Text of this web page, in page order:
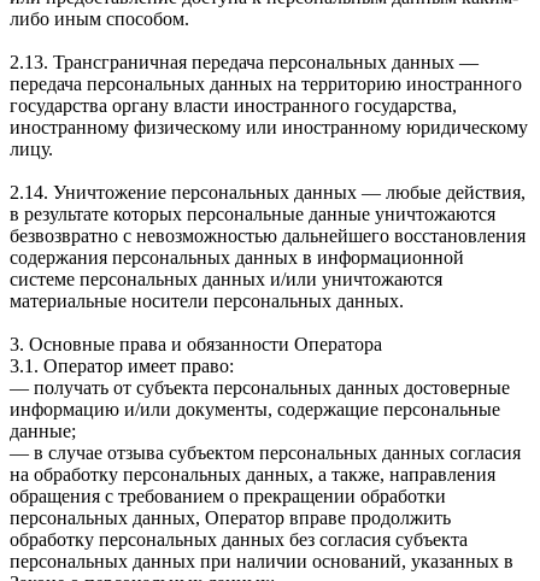
либо иным способом.
2.13. Трансграничная передача персональных данных —
передача персональных данных на территорию иностранного
государства органу власти иностранного государства,
иностранному физическому или иностранному юридическому
лицу.
2.14. Уничтожение персональных данных — любые действия,
в результате которых персональные данные уничтожаются
безвозвратно с невозможностью дальнейшего восстановления
содержания персональных данных в информационной
системе персональных данных и/или уничтожаются
материальные носители персональных данных.
3. Основные права и обязанности Оператора
3.1. Оператор имеет право:
— получать от субъекта персональных данных достоверные
информацию и/или документы, содержащие персональные
данные;
— в случае отзыва субъектом персональных данных согласия
на обработку персональных данных, а также, направления
обращения с требованием о прекращении обработки
персональных данных, Оператор вправе продолжить
обработку персональных данных без согласия субъекта
персональных данных при наличии оснований, указанных в